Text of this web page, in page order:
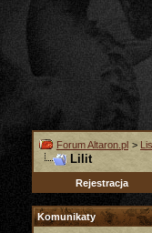
Forum Altaron.pl >
Lilit
Rejestracja
Komunikaty